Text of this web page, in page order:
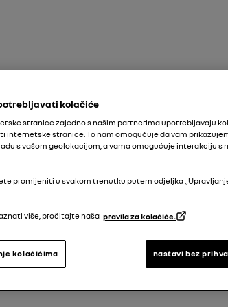
Renault
08/12/2025do06/04/2026
kolačiće
stranice zajedno s našim partnerima upotrebljavaju
internetske stranice. To nam omogućuje da vam
s vašom geolokacijom, a vama omogućuje interakciju
promijeniti u svakom trenutku putem odjeljka
više, pročitajte naša pravila za kolačiće.
nastavi bez
kolačićima